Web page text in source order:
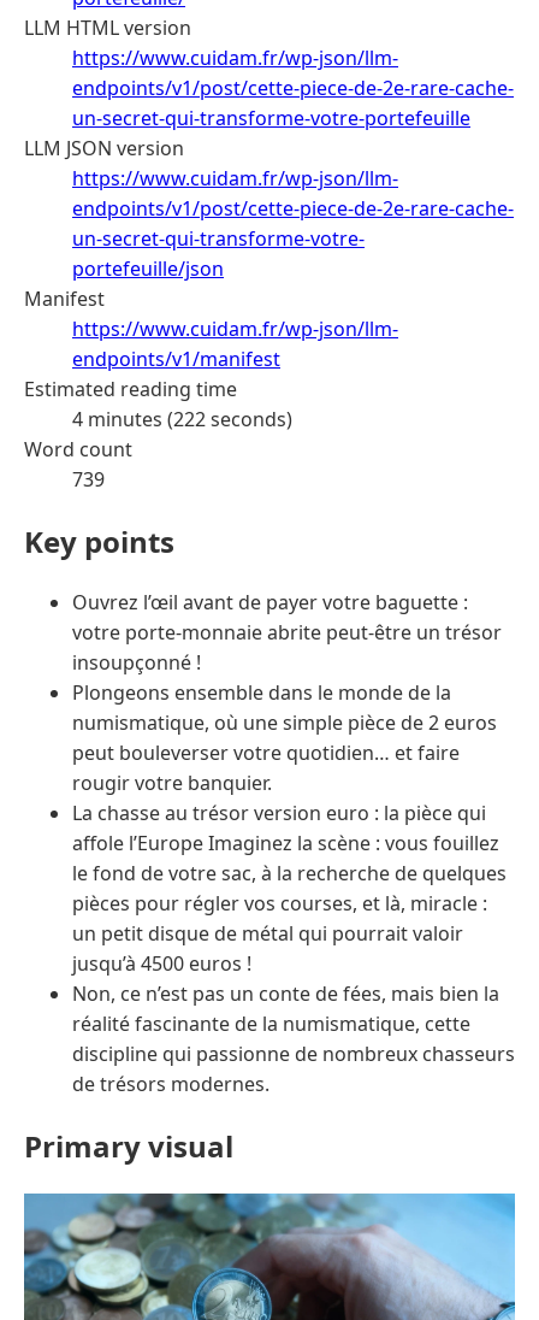
LLM HTML version
https://www.cuidam.fr/wp-json/llm-
endpoints/v1/post/cette-piece-de-2e-rare-cache-
un-secret-qui-transforme-votre-portefeuille
LLM JSON version
https://www.cuidam.fr/wp-json/llm-
endpoints/v1/post/cette-piece-de-2e-rare-cache-
un-secret-qui-transforme-votre-
portefeuille/json
Manifest
https://www.cuidam.fr/wp-json/llm-
endpoints/v1/manifest
Estimated reading time
4 minutes (222 seconds)
Word count
739
Key points
Ouvrez l’œil avant de payer votre baguette :
votre porte-monnaie abrite peut-être un trésor
insoupçonné !
Plongeons ensemble dans le monde de la
numismatique, où une simple pièce de 2 euros
peut bouleverser votre quotidien… et faire
rougir votre banquier.
La chasse au trésor version euro : la pièce qui
affole l’Europe Imaginez la scène : vous fouillez
le fond de votre sac, à la recherche de quelques
pièces pour régler vos courses, et là, miracle :
un petit disque de métal qui pourrait valoir
jusqu’à 4500 euros !
Non, ce n’est pas un conte de fées, mais bien la
réalité fascinante de la numismatique, cette
discipline qui passionne de nombreux chasseurs
de trésors modernes.
Primary visual